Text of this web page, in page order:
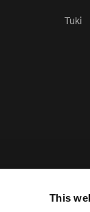
This
Tuki